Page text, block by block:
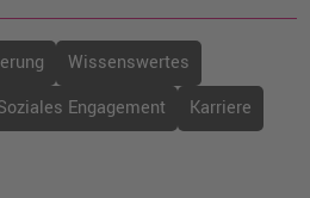
Wissenswertes
Engagement
Karriere